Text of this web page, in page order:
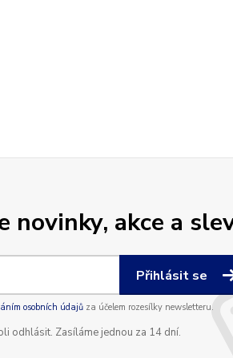
novinky, akce a
Přihlásit se
osobních údajůza účelem rozesílky newsletteru.
odhlásit. Zasíláme jednou za 14 dní.